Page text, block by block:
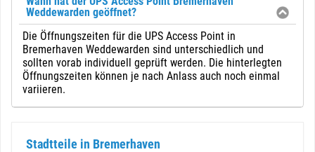
Weddewarden geöffnet?
Die Öffnungszeiten für die UPS Access Point in
Bremerhaven Weddewarden sind unterschiedlich und
sollten vorab individuell geprüft werden. Die hinterlegten
Öffnungszeiten können je nach Anlass auch noch einmal
variieren.
Stadtteile in Bremerhaven